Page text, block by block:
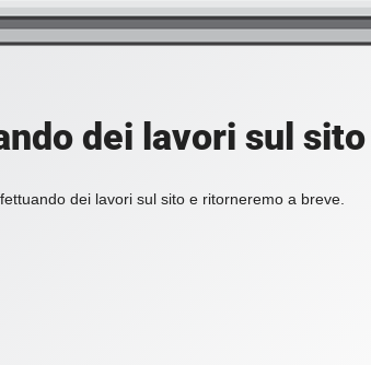
dei lavori sul sito
dei lavori sul sito e ritorneremo a breve.